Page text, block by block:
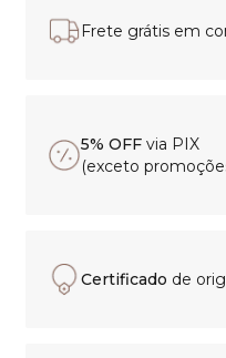
Frete grátis em
5% OFF via PIX
(exceto
Certificado de